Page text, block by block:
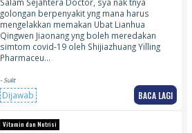
golongan berpenyakit yng mana harus
mengelakkan memakan Ubat Lianhua
Qingwen Jiaonang yng boleh meredakan
simtom covid-19 oleh Shijiazhuang Yilling
Pharmaceu…
- Sulit
Dijawab BACA LAGI
Vitamin dan Nutrisi